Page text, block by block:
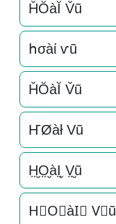
H̆ŎàĬ V̆ũ
հσàί ѵũ
H̆ŎàĬ V̆ũ
ҤØàł Vũ
H̤̮O̤̮àI̤̮ V̤̮ũ
H⃘O⃘àI⃘ V⃘ũ